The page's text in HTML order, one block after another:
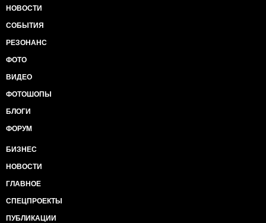
НОВОСТИ
СОБЫТИЯ
РЕЗОНАНС
ФОТО
ВИДЕО
ФОТОШОПЫ
БЛОГИ
ФОРУМ
БИЗНЕС
НОВОСТИ
ГЛАВНОЕ
СПЕЦПРОЕКТЫ
ПУБЛИКАЦИИ